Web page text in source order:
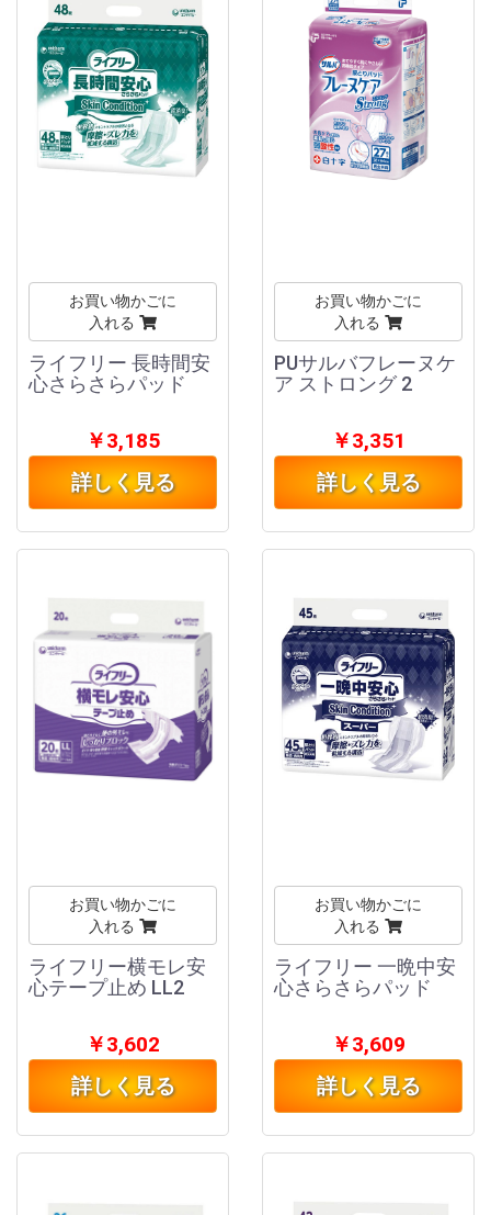
お買い物かごに
入れる
ライフリー 長時間安
心さらさらパッド
￥3,185
詳しく見る
お買い物かごに
入れる
PUサルバフレーヌケ
ア ストロング 2
￥3,351
詳しく見る
お買い物かごに
入れる
ライフリー横モレ安
心テープ止め LL2
￥3,602
詳しく見る
お買い物かごに
入れる
ライフリー 一晩中安
心さらさらパッド
￥3,609
詳しく見る